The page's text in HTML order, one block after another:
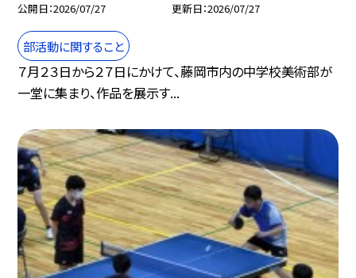
公開日 2026/07/27 更新日 2026/07/27
部活動に関すること
７月２３日から２７日にかけて、藤岡市内の中学校美術部が
一堂に集まり、作品を展示す...